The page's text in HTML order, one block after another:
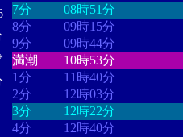
7分
08時51分
8分
09時15分
9分
09時44分
満潮
10時53分
1分
11時40分
2分
12時03分
3分
12時22分
4分
12時40分